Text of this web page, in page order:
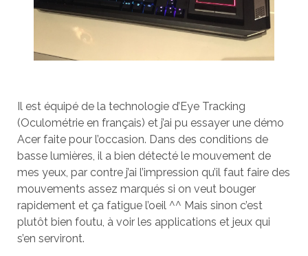
Il est équipé de la technologie d’Eye Tracking
(Oculométrie en français) et j’ai pu essayer une démo
Acer faite pour l’occasion. Dans des conditions de
basse lumières, il a bien détecté le mouvement de
mes yeux, par contre j’ai l’impression qu’il faut faire des
mouvements assez marqués si on veut bouger
rapidement et ça fatigue l’oeil ^^ Mais sinon c’est
plutôt bien foutu, à voir les applications et jeux qui
s’en serviront.